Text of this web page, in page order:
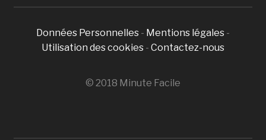
Données Personnelles - Mentions légales -
Utilisation des cookies - Contactez-nous
© 2018 Minute Facile